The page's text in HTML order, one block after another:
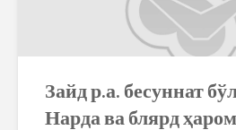
Зайд р.а. бесуннат
Нарда ва блярд